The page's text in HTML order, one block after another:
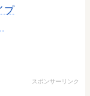
プ
スポンサーリンク